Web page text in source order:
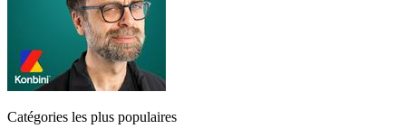
Catégories les plus populaires